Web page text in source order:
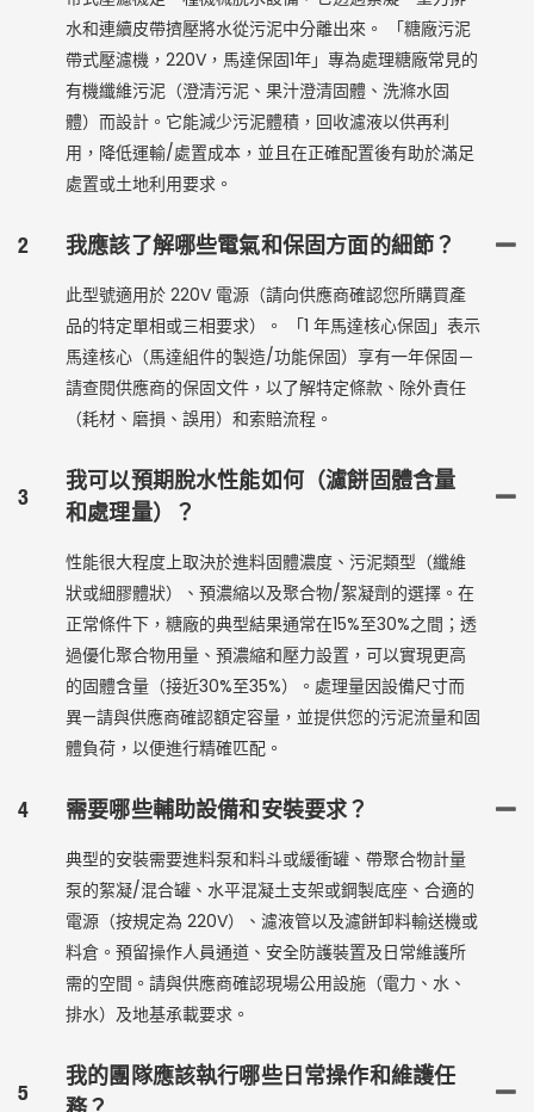
水和連續皮帶擠壓將水從污泥中分離出來。 「糖廠污泥
帶式壓濾機，220V，馬達保固1年」專為處理糖廠常見的
有機纖維污泥（澄清污泥、果汁澄清固體、洗滌水固
體）而設計。它能減少污泥體積，回收濾液以供再利
用，降低運輸/處置成本，並且在正確配置後有助於滿足
處置或土地利用要求。
2 我應該了解哪些電氣和保固方面的細節？
此型號適用於 220V 電源（請向供應商確認您所購買產
品的特定單相或三相要求）。 「1 年馬達核心保固」表示
馬達核心（馬達組件的製造/功能保固）享有一年保固－
請查閱供應商的保固文件，以了解特定條款、除外責任
（耗材、磨損、誤用）和索賠流程。
3
我可以預期脫水性能如何（濾餅固體含量
和處理量）？
性能很大程度上取決於進料固體濃度、污泥類型（纖維
狀或細膠體狀）、預濃縮以及聚合物/絮凝劑的選擇。在
正常條件下，糖廠的典型結果通常在15%至30%之間；透
過優化聚合物用量、預濃縮和壓力設置，可以實現更高
的固體含量（接近30%至35%）。處理量因設備尺寸而
異—請與供應商確認額定容量，並提供您的污泥流量和固
體負荷，以便進行精確匹配。
4 需要哪些輔助設備和安裝要求？
典型的安裝需要進料泵和料斗或緩衝罐、帶聚合物計量
泵的絮凝/混合罐、水平混凝土支架或鋼製底座、合適的
電源（按規定為 220V）、濾液管以及濾餅卸料輸送機或
料倉。預留操作人員通道、安全防護裝置及日常維護所
需的空間。請與供應商確認現場公用設施（電力、水、
排水）及地基承載要求。
5
我的團隊應該執行哪些日常操作和維護任